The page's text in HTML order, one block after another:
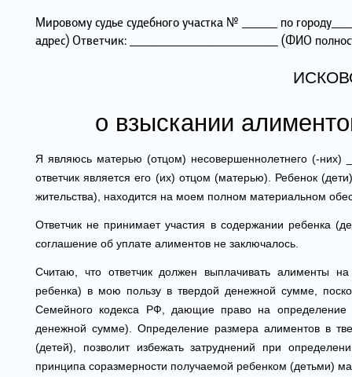
Мировому судье судебного участка № _____ по
адрес) Ответчик: _____________________ (ФИО
о взыскании
Я являюсь матерью (отцом) несовершеннолетнего (-
ответчик является его (их) отцом (матерью). Ребенок
жительства), находится на моем полном материальном
Ответчик не принимает участия в содержании ребенка
соглашение об уплате алиментов не заключалось.
Считаю, что ответчик должен выплачивать алименты
ребенка) в мою пользу в твердой денежной сумме,
Семейного кодекса РФ, дающие право на определение
денежной сумме). Определение размера алиментов в
(детей), позволит избежать затруднений при
принципа соразмерности получаемой ребенком (детьми)